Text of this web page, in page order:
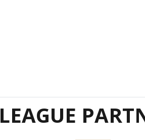
LEAGUE